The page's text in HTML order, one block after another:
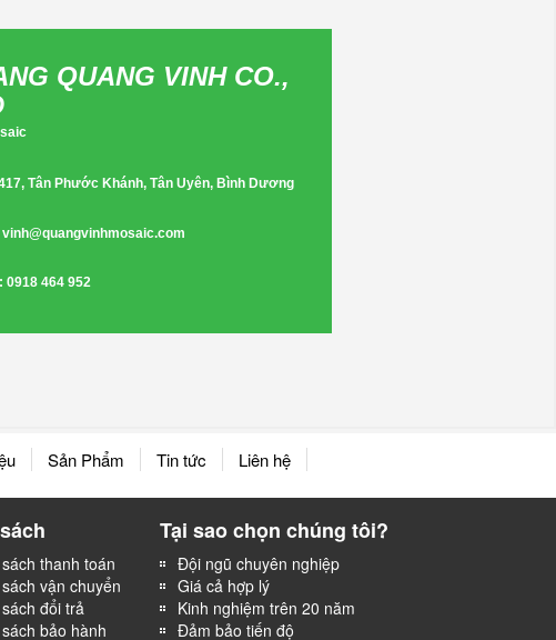
QUANG VINH CO.,
Tân Phước Khánh, Tân Uyên, Bình Dương
vinh@quangvinhmosaic.com
0918 464 952
Sản Phẩm Tin tức Liên hệ
thanh toán
vận chuyển
đổi trả
bảo hành
Tại sao chọn chúng tôi?
Đội ngũ chuyên nghiệp
Giá cả hợp lý
Kinh nghiệm trên 20 năm
Đảm bảo tiến độ